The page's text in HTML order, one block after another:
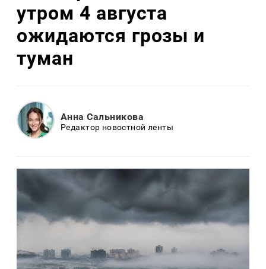
утром 4 августа
ожидаются грозы и
туман
Анна Сальникова
Редактор новостной ленты